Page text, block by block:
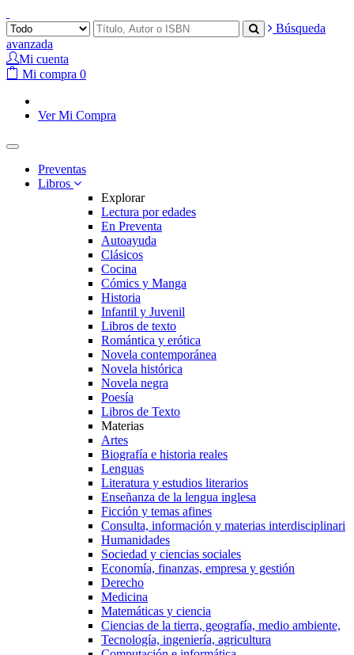
Búsqueda
avanzada
Mi cuenta
Mi compra 0
Ver Mi Compra
Preventas
Libros
Explorar
Lectura por edades
En Preventa
Autoayuda
Clásicos
Cocina
Cómics y Manga
Historia
Infantil y Juvenil
Libros de texto
Romántica y erótica
Novela contemporánea
Novela histórica
Novela negra
Poesía
Libros de Texto
Materias
Artes
Biografía e historia reales
Lenguas
Literatura y estudios literarios
Enseñanza de la lengua inglesa
Ficción y temas afines
Consulta, información y materias interdisciplinari
Humanidades
Sociedad y ciencias sociales
Economía, finanzas, empresa y gestión
Derecho
Medicina
Matemáticas y ciencia
Ciencias de la tierra, geografía, medio ambiente,
Tecnología, ingeniería, agricultura